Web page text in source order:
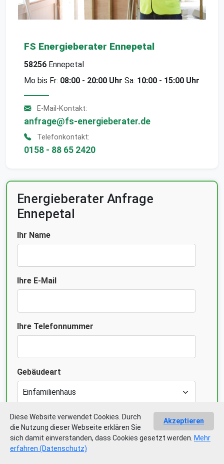
FS Energieberater Ennepetal
58256 Ennepetal
Mo bis Fr: 08:00 - 20:00 Uhr Sa: 10:00 - 15:00 Uhr
E-Mail-Kontakt:
anfrage@fs-energieberater.de
Telefonkontakt:
0158 - 88 65 2420
Energieberater Anfrage
Ennepetal
Ihr Name
Ihre E-Mail
Ihre Telefonnummer
Gebäudeart
Grund der Energieberatung Akzeptieren
Diese Website verwendet Cookies. Durch
die Nutzung dieser Webseite erklären Sie
sich damit einverstanden, dass Cookies gesetzt werden. Mehr
erfahren (Datenschutz)